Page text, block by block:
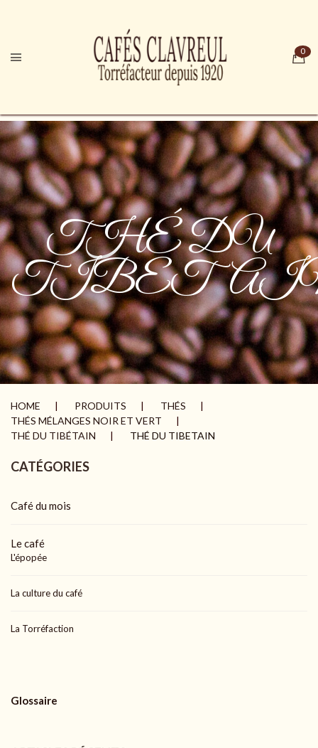
THÉ DU
HOME PRODUITS
THÉS
THÉS MÉLANGES NOIR ET VERT
THÉ DU TIBÉTAIN
THÉ DU TIBETAIN
CATÉGORIES
Café du mois
Le café
L'épopée
La culture du café
La Torréfaction
Glossaire